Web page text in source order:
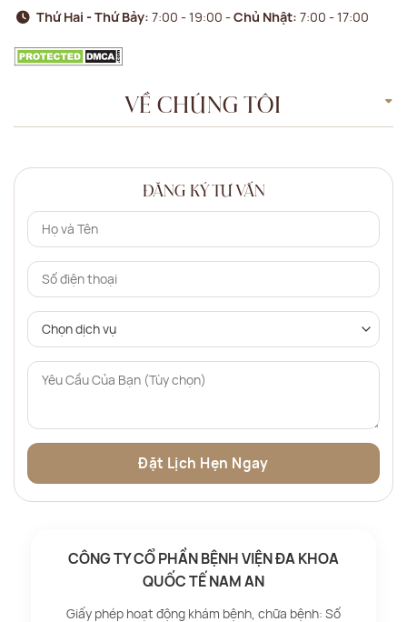
Thứ Hai - Thứ Bảy: 7:00 - 19:00 -Chủ Nhật: 7:00 - 17:00
VỀ CHÚNG TÔI
ĐĂNG KÝ TƯ VẤN
CÔNG TY CỔ PHẦN BỆNH VIỆN ĐA KHOA
QUỐC TẾ NAM AN
Giấy phép hoạt động khám bệnh, chữa bệnh: Số